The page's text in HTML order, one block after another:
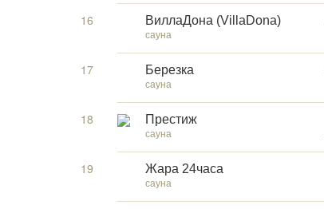
16
ВиллаДона (VillaDona)
сауна
17
Березка
сауна
18
Престиж
сауна
19
Жара 24часа
сауна